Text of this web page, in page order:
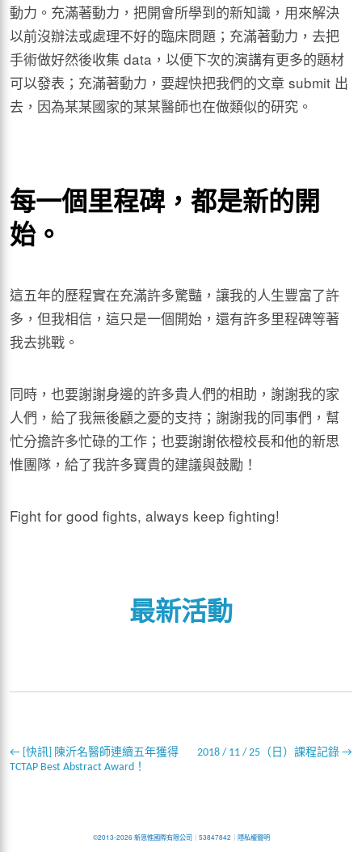
動力。充滿著動力，把開會所學到的新知識，用來解決
以前沒辦法或處理不好的臨床問題；充滿著動力，去把
手術做好然後收集 data，以便下次的演講有更多的題材
可以發表；充滿著動力，要趕快把我們的文章 submit 出
去，因為某某國家的某某醫師也在做類似的研究。
每一個里程碑，都是新的開
始。
這五年的歷程實在充滿許多驚豔，讓我的人生豐富了許
多，但我相信，這只是一個開始，還有許多里程碑等著
我去挑戰。
同時，也要謝謝身邊的許多貴人們的相助，謝謝我的家
人們，給了我無後顧之憂的支持；謝謝我的同事們，幫
忙分擔許多忙碌的工作；也要謝謝依橙校長和他的新思
惟團隊，給了我許多寶貴的建議與鼓勵！
Fight for good fights, always keep fighting!
最新活動
← [快訊] 陳沂名醫師連續五年獲得
TCTAP Best Abstract Award！
2018 / 11 / 25（日）課程記錄 →
©2013-2026 新思惟國際有限公司｜ 53847842｜ 隱私權聲明